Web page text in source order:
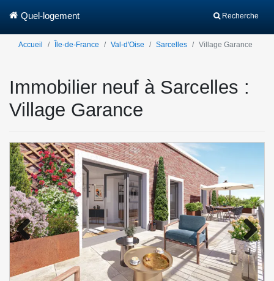
Recherche
Quel-logement
Accueil Île-de-France Val-d'Oise Sarcelles Village Garance
Immobilier neuf à Sarcelles :
Village Garance
Previo
us
Next